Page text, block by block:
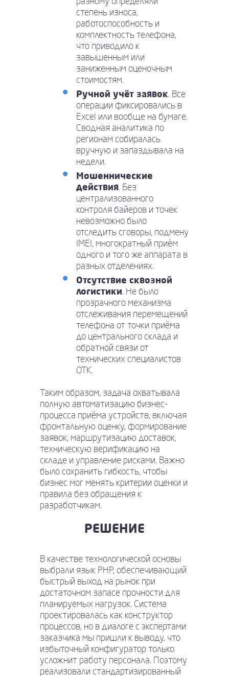
степень износа,
работоспособность и
комплектность телефона,
что приводило к
завышенным или
заниженным оценочным
стоимостям.
Ручной учёт заявок. Все
операции фиксировались в
Excel или вообще на бумаге.
Сводная аналитика по
регионам собиралась
вручную и запаздывала на
недели.
Мошеннические
действия. Без
централизованного
контроля байеров и точек
невозможно было
отследить сговоры, подмену
IMEI, многократный приём
одного и того же аппарата в
разных отделениях.
Отсутствие сквозной
логистики. Не было
прозрачного механизма
отслеживания перемещений
телефона от точки приёма
до центрального склада и
обратной связи от
технических специалистов
ОТК.
Таким образом, задача охватывала
полную автоматизацию бизнес-
процесса приёма устройств, включая
фронтальную оценку, формирование
заявок, маршрутизацию доставок,
техническую верификацию на
складе и управление рисками. Важно
было сохранить гибкость, чтобы
бизнес мог менять критерии оценки и
правила без обращения к
разработчикам.
РЕШЕНИЕ
В качестве технологической основы
выбрали язык PHP, обеспечивающий
быстрый выход на рынок при
достаточном запасе прочности для
планируемых нагрузок. Система
проектировалась как конструктор
процессов, но в диалоге с экспертами
заказчика мы пришли к выводу, что
избыточный конфигуратор только
усложнит работу персонала. Поэтому
реализовали стандартизированный